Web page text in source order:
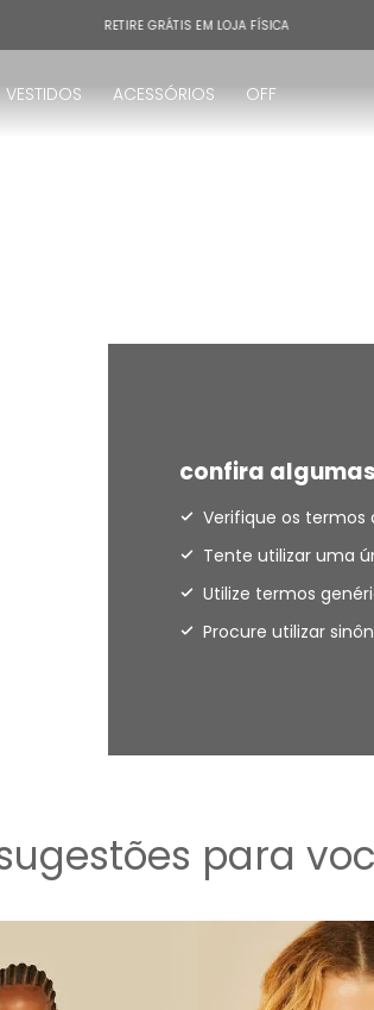
RETIRE GRÁTIS EM LOJA FÍSICA
VESTIDOS ACESSÓRIOS OFF
confira
Verifique os termos
Tente utilizar uma
Utilize termos
Procure utilizar
para